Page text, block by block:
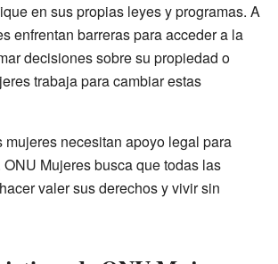
en sus propias leyes y programas. A
enfrentan barreras para acceder a la
decisiones sobre su propiedad o
trabaja para cambiar estas
mujeres necesitan apoyo legal para
Mujeres busca que todas las
valer sus derechos y vivir sin